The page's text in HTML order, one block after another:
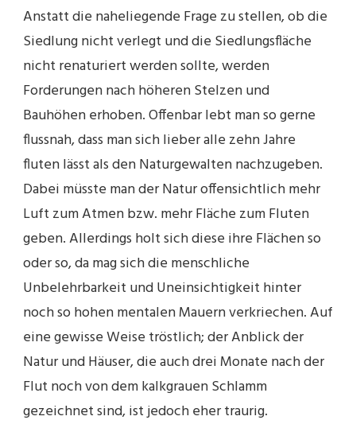
Anstatt die naheliegende Frage zu stellen, ob die
Siedlung nicht verlegt und die Siedlungsfläche
nicht renaturiert werden sollte, werden
Forderungen nach höheren Stelzen und
Bauhöhen erhoben. Offenbar lebt man so gerne
flussnah, dass man sich lieber alle zehn Jahre
fluten lässt als den Naturgewalten nachzugeben.
Dabei müsste man der Natur offensichtlich mehr
Luft zum Atmen bzw. mehr Fläche zum Fluten
geben. Allerdings holt sich diese ihre Flächen so
oder so, da mag sich die menschliche
Unbelehrbarkeit und Uneinsichtigkeit hinter
noch so hohen mentalen Mauern verkriechen. Auf
eine gewisse Weise tröstlich; der Anblick der
Natur und Häuser, die auch drei Monate nach der
Flut noch von dem kalkgrauen Schlamm
gezeichnet sind, ist jedoch eher traurig.